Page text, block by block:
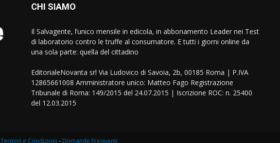
CHI SIAMO
Il Salvagente, l’unico mensile in edicola, in abbonamento Leader nei Test
di laboratorio contro le truffe al consumatore. E tutti i giorni online da
una sola parte: quella del cittadino
EditorialeNovanta srl Via Ludovico di Savoia, 2b, 00185 Roma | P.IVA
12865661008 Amministratore unico: Matteo Fago Registrazione
Tribunale di Roma: 149/2015 del 24.07.2015 | Iscrizione ROC: n. 25400
del 12.03.2015
Termini e Condizioni - Domande Frequenti